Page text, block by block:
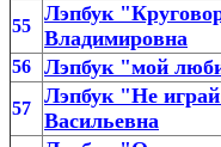
55
Лэпбук
Владимировна
56 Лэпбук "мой
57
Лэпбук "Не
Васильевна